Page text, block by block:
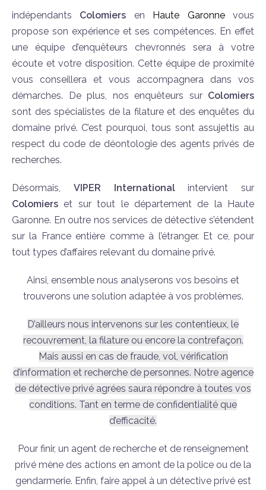
indépendants Colomiers en Haute Garonnevous
propose son expérience et ses compétences. En effet
une équipe d’enquêteurs chevronnés sera à votre
écoute et votre disposition. Cette équipe de proximité
vous conseillera et vous accompagnera dans vos
démarches. De plus, nos enquêteurs sur Colomiers
sont des spécialistes de la filature et des enquêtes du
domaine privé. C’est pourquoi, tous sont assujettis au
respect du code de déontologie des agents privés de
recherches.
Désormais, VIPER Internationalintervient sur
Colomiers et sur tout le département de la Haute
Garonne. En outre nos services de détective s’étendent
sur la France entière comme à l’étranger. Et ce, pour
tout types d’affaires relevant du domaine privé.
Ainsi, ensemble nous analyserons vos besoins et
trouverons une solution adaptée à vos problèmes.
D’ailleurs nous intervenons sur les contentieux, le
recouvrement, la filature ou encore la contrefaçon.
Mais aussi en cas de fraude, vol, vérification
d’information et recherche de personnes. Notre agence
de détective privé agrées saura répondre à toutes vos
conditions. Tant en terme de confidentialité que
d’efficacité.
Pour finir, un agent de recherche et de renseignement
privé mène des actions en amont de la police ou de la
gendarmerie. Enfin, faire appel à un détective privé est